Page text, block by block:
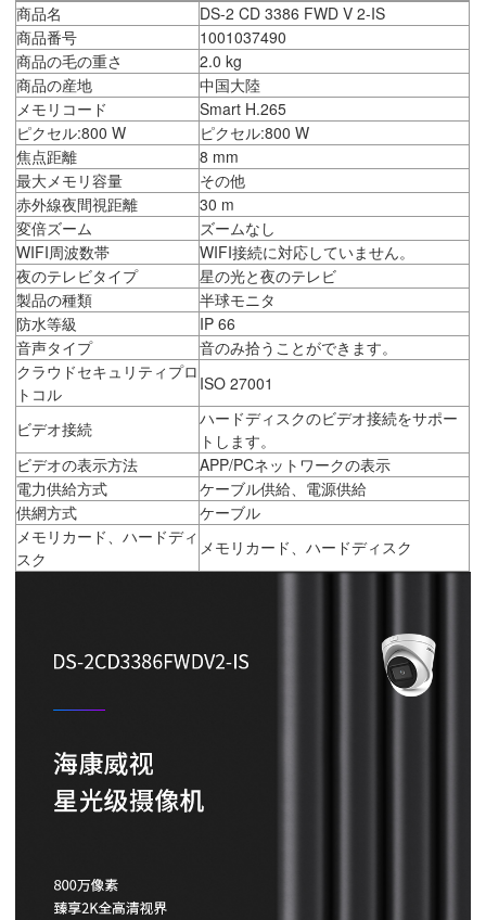
商品名
DS-2 CD 3386 FWD V 2-IS
商品番号
1001037490
商品の毛の重さ
2.0 kg
商品の産地
中国大陸
メモリコード
Smart H.265
ピクセル:800 W
ピクセル:800 W
焦点距離
8 mm
最大メモリ容量
その他
赤外線夜間視距離
30 m
変倍ズーム
ズームなし
WIFI周波数帯
WIFI接続に対応していません。
夜のテレビタイプ
星の光と夜のテレビ
製品の種類
半球モニタ
防水等級
IP 66
音声タイプ
音のみ拾うことができます。
クラウドセキュリティプロ
トコル
ISO 27001
ビデオ接続
ハードディスクのビデオ接続をサポー
トします。
ビデオの表示方法
APP/PCネットワークの表示
電力供給方式
ケーブル供給、電源供給
供網方式
ケーブル
メモリカード、ハードディ
スク
メモリカード、ハードディスク